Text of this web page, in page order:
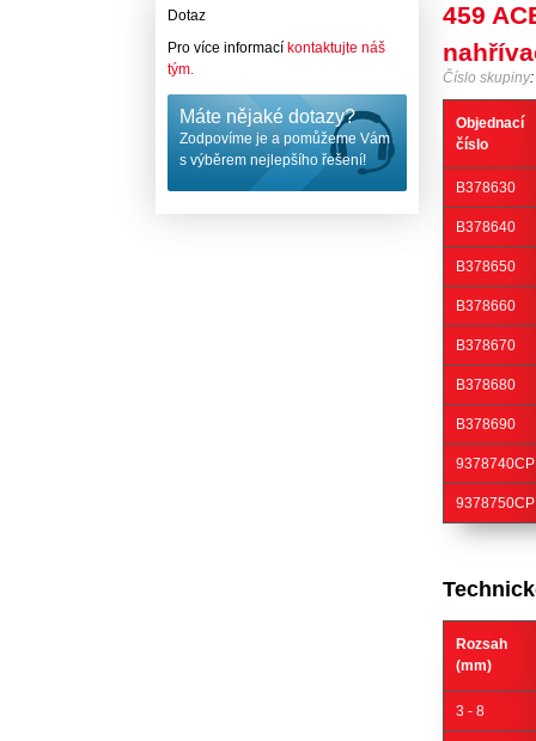
Dotaz
Pro více informací kontaktujte náš
tým.
Máte nějaké dotazy?
Zodpovíme je a pomůžeme Vám
s výběrem nejlepšího řešení!
459
Číslo skupiny
Objednací
číslo
B378630
B378640
B378650
B378660
B378670
B378680
B378690
9378740CP
9378750CP
Rozsah
(mm)
3 - 8